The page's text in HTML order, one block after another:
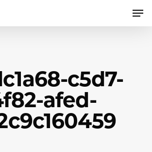
c5d7-
afed-